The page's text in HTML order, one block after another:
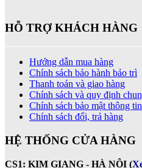
HỖ TRỢ KHÁCH HÀNG
Hướng dẫn mua hàng
Chính sách bảo hành bảo trì
Thanh toán và giao hàng
Chính sách và quy định
Chính sách bảo mật thông tin
Chính sách đổi, trả hàng
HỆ THỐNG CỬA HÀNG
CS1: KIM GIANG - HÀ NỘI (